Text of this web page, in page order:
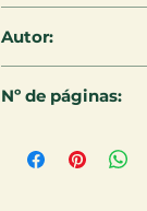
Autor:
Nº de páginas: